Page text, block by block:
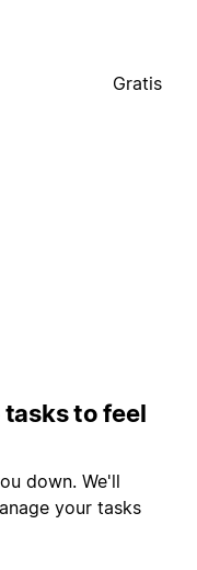
Gratis
to feel
down. We'll
your tasks